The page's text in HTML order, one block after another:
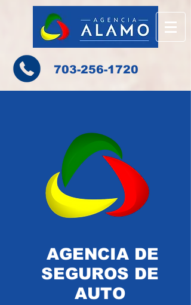
703-256-1720
AGENCIA DE
SEGUROS DE
AUTO